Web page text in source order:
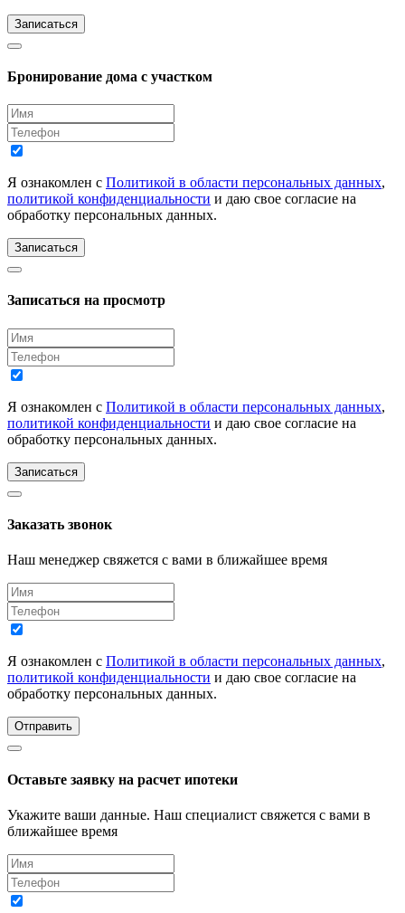
Записаться
Бронирование дома с участком
Я ознакомлен с Политикой в области персональных данных,
политикой конфиденциальности и даю свое согласие на
обработку персональных данных.
Записаться
Записаться на просмотр
Я ознакомлен с Политикой в области персональных данных,
политикой конфиденциальности и даю свое согласие на
обработку персональных данных.
Записаться
Заказать звонок
Наш менеджер свяжется с вами в ближайшее время
Я ознакомлен с Политикой в области персональных данных,
политикой конфиденциальности и даю свое согласие на
обработку персональных данных.
Отправить
Оставьте заявку на расчет ипотеки
Укажите ваши данные. Наш специалист свяжется с вами в
ближайшее время